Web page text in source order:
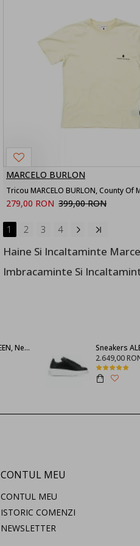
MARCELO BURLON
279,00 RON 399,00 RON
1 2 3 4
Haine Si Incaltaminte
Imbracaminte Si
Sneakers ALEXANDER MCQUEEN, Negru full
2.649,00
CONTUL MEU
CONTUL MEU
ISTORIC COMENZI
NEWSLETTER